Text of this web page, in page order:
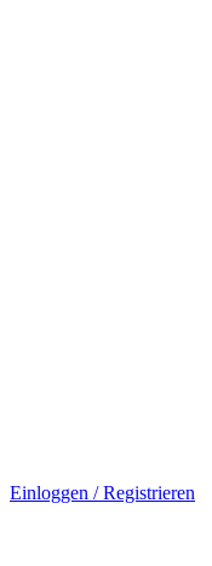
Einloggen / Registrieren